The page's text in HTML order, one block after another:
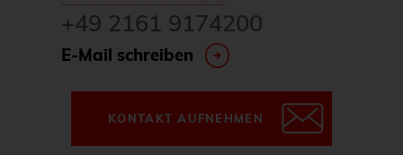
Deployment
DevOps
Drucker
E-Mail
+49 2161 9174200
E-Mail schreiben
KONTAKT AUFNEHMEN